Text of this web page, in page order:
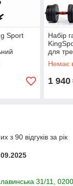
Sport
65 кг
Набір
для
з
Немає
1 940
з 90 відгуків за рік
31/11,